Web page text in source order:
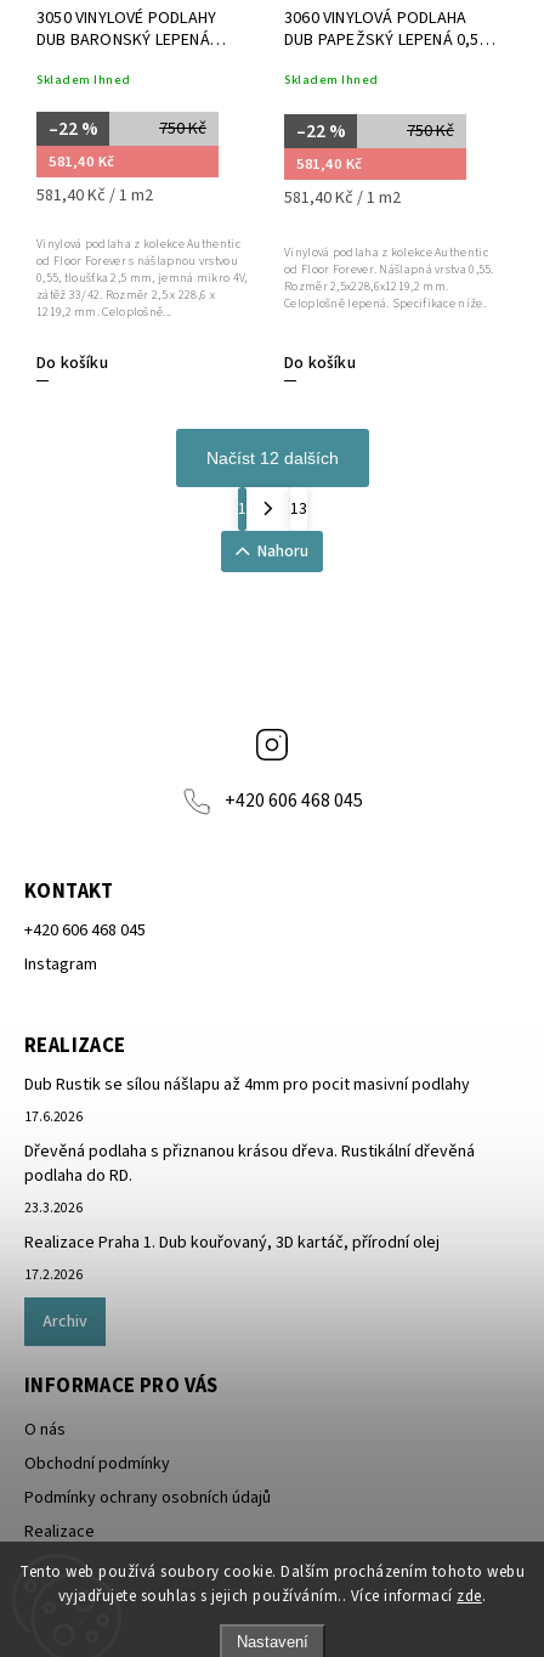
Tento web používá soubory cookie. Dalším procházením tohoto webu
vyjadřujete souhlas s jejich používáním.. Více informací zde.
Nastavení
3050 VINYLOVÉ PODLAHY
DUB BARONSKÝ LEPENÁ
Skladem Ihned
750 Kč
–22 %
581,40 Kč
581,40 Kč / 1 m2
Do košíku
Vinylová podlaha z kolekce Authentic
od Floor Forever s nášlapnou vrstvou
0,55, tloušťka 2,5 mm, jemná mikro 4V,
zátěž 33/42. Rozměr 2,5 x 228,6 x
1219,2 mm. Celoplošně...
3060 VINYLOVÁ PODLAHA
DUB PAPEŽSKÝ LEPENÁ 0,55,
Skladem Ihned
750 Kč
–22 %
581,40 Kč
581,40 Kč / 1 m2
Do košíku
Vinylová podlaha z kolekce Authentic
od Floor Forever. Nášlapná vrstva 0,55.
Rozměr 2,5x228,6x1219,2 mm.
Celoplošně lepená. Specifikace níže.
Načíst 12 dalších
1
13
Nahoru
+420 606 468 045
KONTAKT
+420 606 468 045
Instagram
REALIZACE
Dub Rustik se sílou nášlapu až 4mm pro pocit masivní podlahy
17.6.2026
Dřevěná podlaha s přiznanou krásou dřeva. Rustikální dřevěná
podlaha do RD.
23.3.2026
Realizace Praha 1. Dub kouřovaný, 3D kartáč, přírodní olej
17.2.2026
Archiv
INFORMACE PRO VÁS
O nás
Obchodní podmínky
Podmínky ochrany osobních údajů
Realizace
Doprava zdarma